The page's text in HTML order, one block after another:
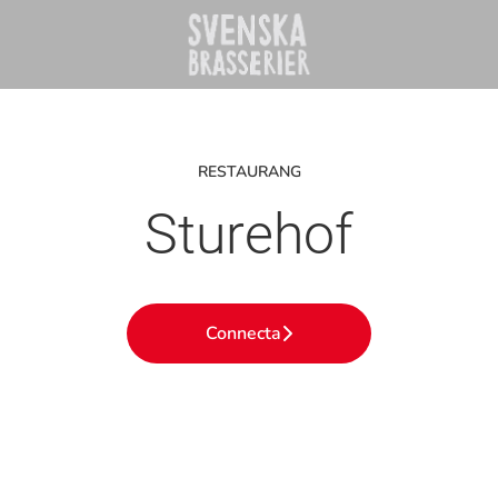
RESTAURANG
Sturehof
Connecta